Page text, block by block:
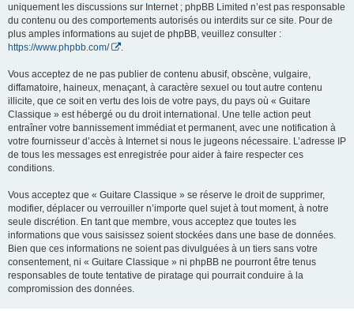
uniquement les discussions sur Internet ; phpBB Limited n’est pas responsable
du contenu ou des comportements autorisés ou interdits sur ce site. Pour de
plus amples informations au sujet de phpBB, veuillez consulter :
https://www.phpbb.com/
Vous acceptez de ne pas publier de contenu abusif, obscène, vulgaire,
diffamatoire, haineux, menaçant, à caractère sexuel ou tout autre contenu
illicite, que ce soit en vertu des lois de votre pays, du pays où « Guitare
Classique » est hébergé ou du droit international. Une telle action peut
entraîner votre bannissement immédiat et permanent, avec une notification à
votre fournisseur d’accès à Internet si nous le jugeons nécessaire. L’adresse IP
de tous les messages est enregistrée pour aider à faire respecter ces
conditions.
Vous acceptez que « Guitare Classique » se réserve le droit de supprimer,
modifier, déplacer ou verrouiller n’importe quel sujet à tout moment, à notre
seule discrétion. En tant que membre, vous acceptez que toutes les
informations que vous saisissez soient stockées dans une base de données.
Bien que ces informations ne soient pas divulguées à un tiers sans votre
consentement, ni « Guitare Classique » ni phpBB ne pourront être tenus
responsables de toute tentative de piratage qui pourrait conduire à la
compromission des données.